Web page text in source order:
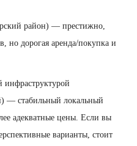
район) — престижно,
но дорогая аренда/покупка и
инфраструктурой
— стабильный локальный
адекватные цены. Если вы
варианты, стоит